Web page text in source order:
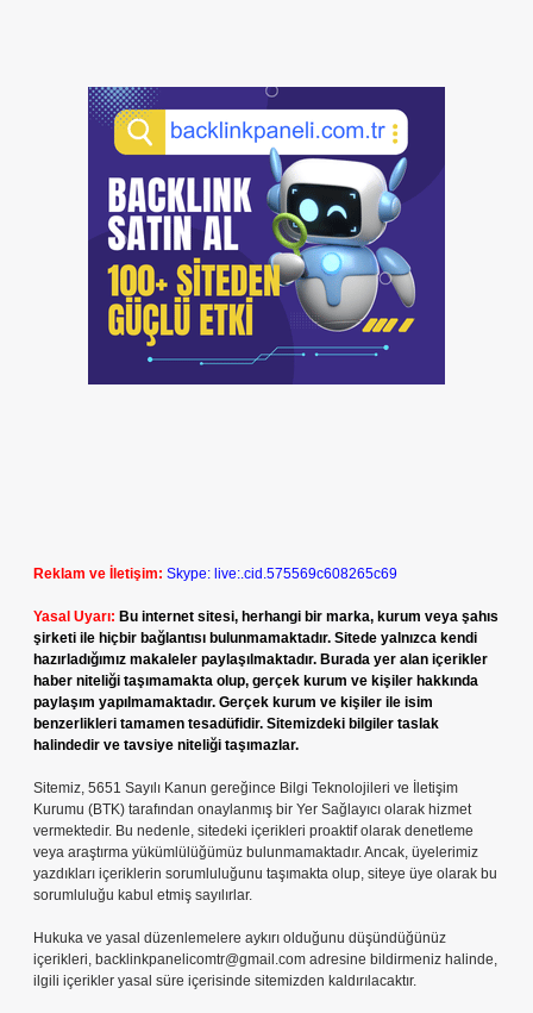
Reklam ve İletişim: Skype: live:.cid.575569c608265c69
Yasal Uyarı: Bu internet sitesi, herhangi bir marka, kurum veya şahıs
şirketi ile hiçbir bağlantısı bulunmamaktadır. Sitede yalnızca kendi
hazırladığımız makaleler paylaşılmaktadır. Burada yer alan içerikler
haber niteliği taşımamakta olup, gerçek kurum ve kişiler hakkında
paylaşım yapılmamaktadır. Gerçek kurum ve kişiler ile isim
benzerlikleri tamamen tesadüfidir. Sitemizdeki bilgiler taslak
halindedir ve tavsiye niteliği taşımazlar.
Sitemiz, 5651 Sayılı Kanun gereğince Bilgi Teknolojileri ve İletişim
Kurumu (BTK) tarafından onaylanmış bir Yer Sağlayıcı olarak hizmet
vermektedir. Bu nedenle, sitedeki içerikleri proaktif olarak denetleme
veya araştırma yükümlülüğümüz bulunmamaktadır. Ancak, üyelerimiz
yazdıkları içeriklerin sorumluluğunu taşımakta olup, siteye üye olarak bu
sorumluluğu kabul etmiş sayılırlar.
Hukuka ve yasal düzenlemelere aykırı olduğunu düşündüğünüz
içerikleri, backlinkpanelicomtr@gmail.com adresine bildirmeniz halinde,
ilgili içerikler yasal süre içerisinde sitemizden kaldırılacaktır.